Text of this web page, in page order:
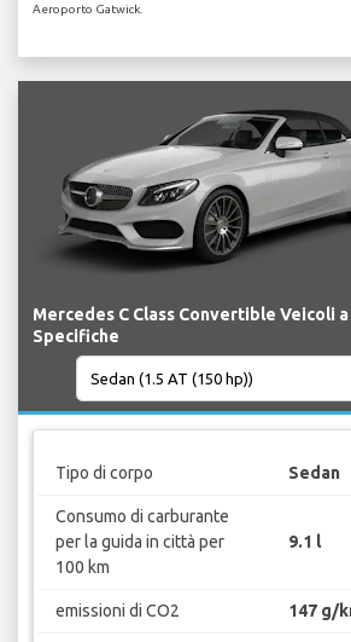
Aeroporto Gatwick.
Mercedes C Class Convertible Veicoli
Specifiche
Tipo di corpo Sedan
Consumo di carburante
per la guida in città per
100 km
9.1 l
emissioni di CO2 147 g/